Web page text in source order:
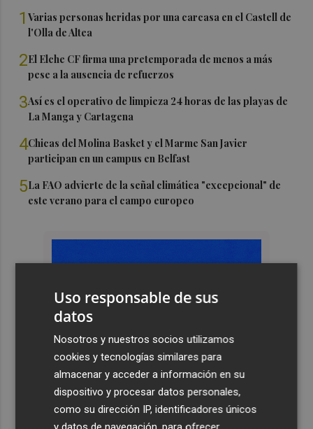
1Varias personas heridas por una carcasa en el Castell de
l'Olla de Altea
2El Elche CF firma una pretemporada de menos a más
pese a la ausencia de refuerzos
3Así es el operativo de limpieza 24 horas de las playas de
La Manga y Cartagena
4Chicas del Molina Basket y el Marme San Javier
participan en un campus en Belfast
5La FAO advierte de la señal climática "excepcional" de
este verano para el campo europeo
Uso responsable de sus
datos
Nosotros y nuestros socios utilizamos
cookies y tecnologías similares para
almacenar y acceder a información en su
dispositivo y procesar datos personales,
como su dirección IP, identificadores únicos